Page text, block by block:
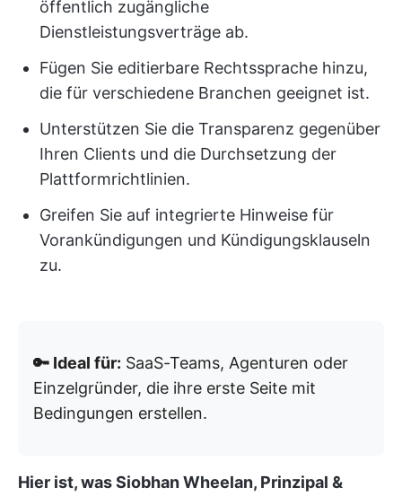
öffentlich zugängliche
Dienstleistungsverträge ab.
Fügen Sie editierbare Rechtssprache hinzu,
die für verschiedene Branchen geeignet ist.
Unterstützen Sie die Transparenz gegenüber
Ihren Clients und die Durchsetzung der
Plattformrichtlinien.
Greifen Sie auf integrierte Hinweise für
Vorankündigungen und Kündigungsklauseln
zu.
🔑 Ideal für: SaaS-Teams, Agenturen oder
Einzelgründer, die ihre erste Seite mit
Bedingungen erstellen.
Hier ist, was Siobhan Wheelan, Prinzipal &